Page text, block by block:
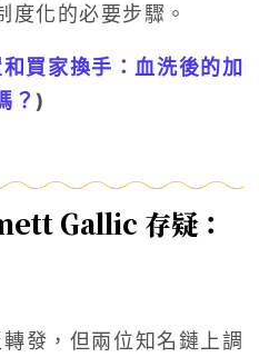
度化的必要步驟。
買家換手：血洗後的加
？)
Gallic 存疑：
發，但兩位知名鏈上調